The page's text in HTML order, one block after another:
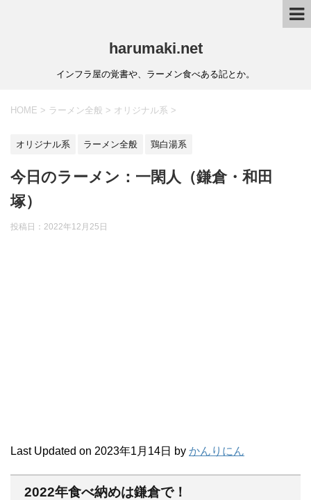
harumaki.net
インフラ屋の覚書や、ラーメン食べある記とか。
HOME > ラーメン全般 > オリジナル系 >
オリジナル系 ラーメン全般 鶏白湯系
今日のラーメン：一閑人（鎌倉・和田
塚）
投稿日：2022年12月25日
Last Updated on 2023年1月14日 by かんりにん
2022年食べ納めは鎌倉で！